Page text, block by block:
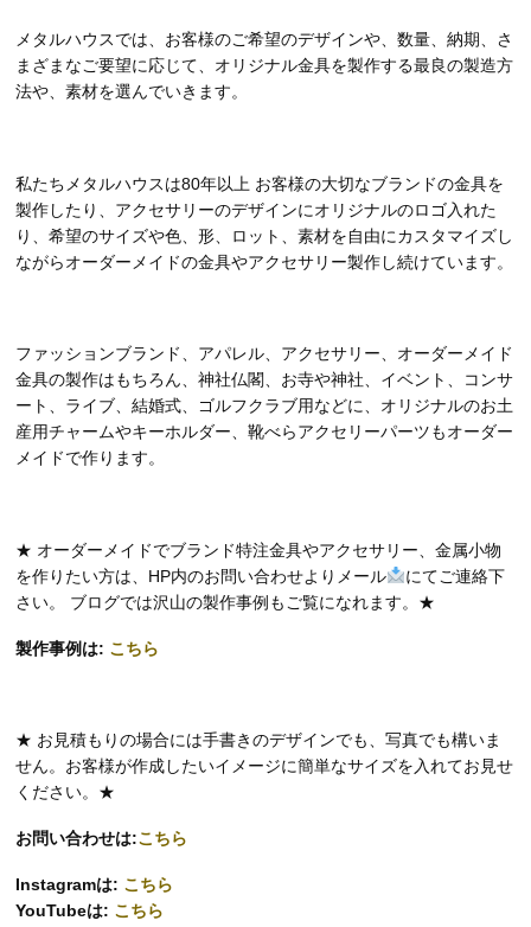
メタルハウスでは、お客様のご希望のデザインや、数量、納期、さ
まざまなご要望に応じて、オリジナル金具を製作する最良の製造方
法や、素材を選んでいきます。
私たちメタルハウスは80年以上 お客様の大切なブランドの金具を
製作したり、アクセサリーのデザインにオリジナルのロゴ入れた
り、希望のサイズや色、形、ロット、素材を自由にカスタマイズし
ながらオーダーメイドの金具やアクセサリー製作し続けています。
ファッションブランド、アパレル、アクセサリー、オーダーメイド
金具の製作はもちろん、神社仏閣、お寺や神社、イベント、コンサ
ート、ライブ、結婚式、ゴルフクラブ用などに、オリジナルのお土
産用チャームやキーホルダー、靴べらアクセリーパーツもオーダー
メイドで作ります。
★ オーダーメイドでブランド特注金具やアクセサリー、金属小物
を作りたい方は、HP内のお問い合わせよりメール
にてご連絡下
さい。 ブログでは沢山の製作事例もご覧になれます。★
製作事例は: こちら
★ お見積もりの場合には手書きのデザインでも、写真でも構いま
せん。お客様が作成したいイメージに簡単なサイズを入れてお見せ
ください。★
お問い合わせは:こちら
Instagramは: こちら
YouTubeは: こちら